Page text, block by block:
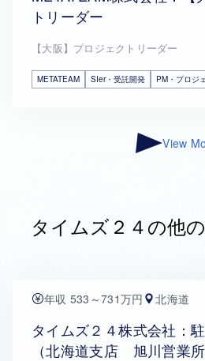
トリーダー
【大阪】プロジェクトリーダー
METATEAM SIer・受託開発 PM・プロジ
View
タイムズ２４の他
年収 533～731万円 北海道
タイムズ２４株式会社：
（北海道支店 旭川営業所